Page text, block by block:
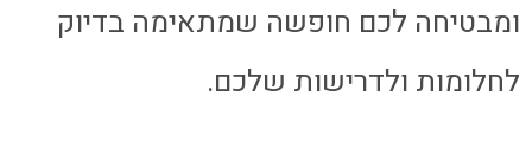
ומבטיחה לכם חופשה שמתאימה בדיוק
לחלומות ולדרישות שלכם.